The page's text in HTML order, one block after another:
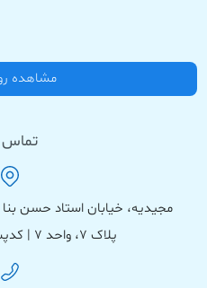
مشاهده
تماس
مجیدیه، خیابان استاد حسن
پلاک ۷، واحد ۷ | کدپستی : ۱۶۳۱۹۷۴۴۴۲